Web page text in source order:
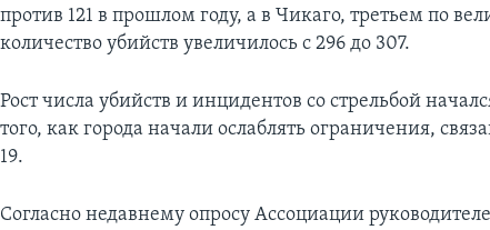
против 121 в прошлом году, а в Чикаго, третьем по
количество убийств увеличилось с 296 до 307.
Рост числа убийств и инцидентов со стрельбой
того, как города начали ослаблять ограничения,
19.
Согласно недавнему опросу Ассоциации